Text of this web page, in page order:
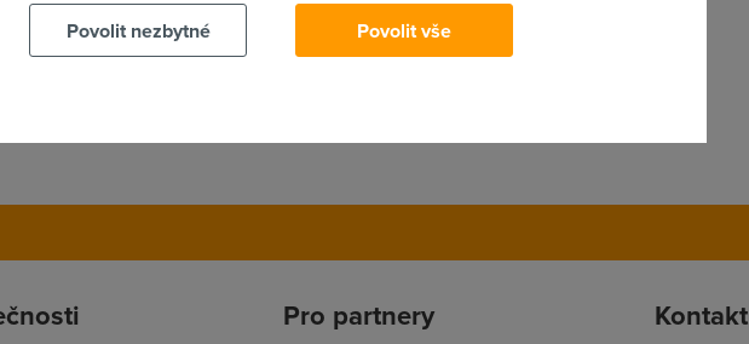
Pro partnery Kontakt
Povolit nezbytné
Povolit vše